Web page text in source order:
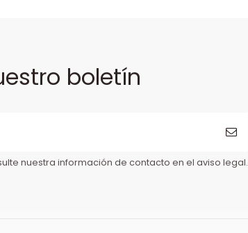
boletín
nuestra información de contacto en el aviso legal.